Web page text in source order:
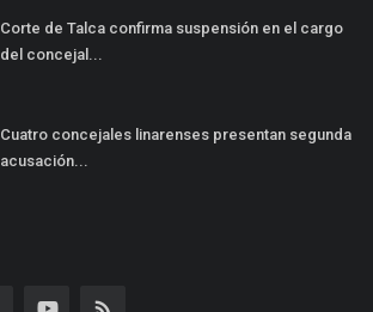
Corte de Talca confirma suspensión en el cargo
del concejal...
Cuatro concejales linarenses presentan segunda
acusación...